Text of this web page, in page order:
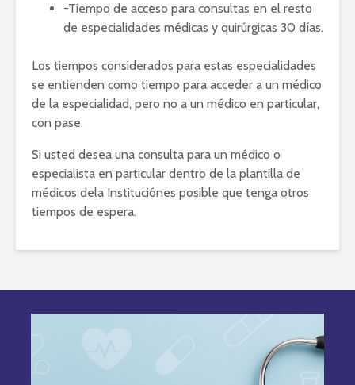
-Tiempo de acceso para consultas en el resto
de especialidades médicas y quirúrgicas 30 días.
Los tiempos considerados para estas especialidades
se entienden como tiempo para acceder a un médico
de la especialidad, pero no a un médico en particular,
con pase.
Si usted desea una consulta para un médico o
especialista en particular dentro de la plantilla de
médicos dela Instituciónes posible que tenga otros
tiempos de espera.